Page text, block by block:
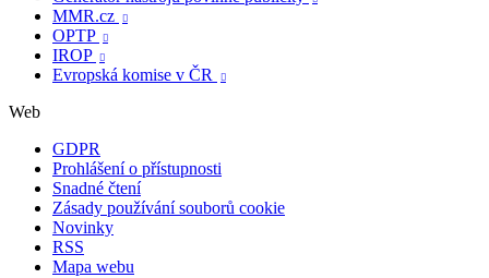
MMR.cz 
OPTP 
IROP 
Evropská komise v ČR 
Web
GDPR
Prohlášení o přístupnosti
Snadné čtení
Zásady používání souborů cookie
Novinky
RSS
Mapa webu